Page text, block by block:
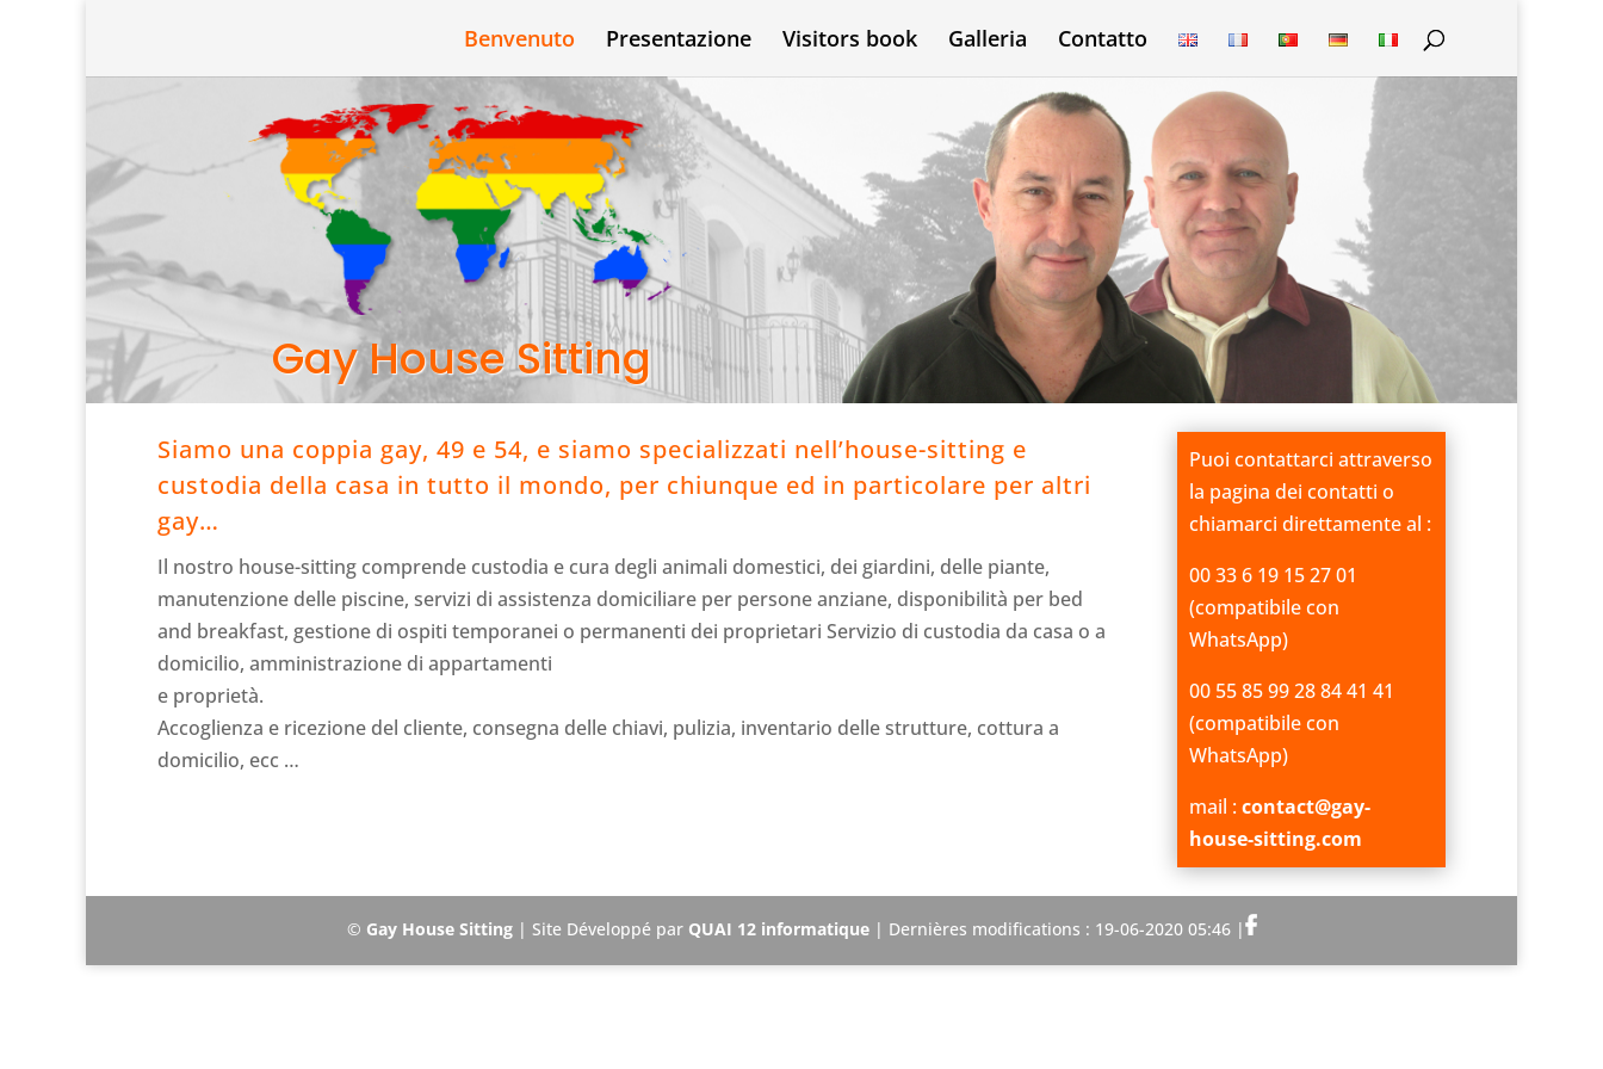
Benvenuto Presentazione Visitors book Galleria Contatto
Gay House Sitting
Siamo una coppia gay, 49 e 54, e siamo specializzati nell’house-sitting e
custodia della casa in tutto il mondo, per chiunque ed in particolare per altri
gay…
Il nostro house-sitting comprende custodia e cura degli animali domestici, dei giardini, delle piante,
manutenzione delle piscine, servizi di assistenza domiciliare per persone anziane, disponibilità per bed
and breakfast, gestione di ospiti temporanei o permanenti dei proprietari Servizio di custodia da casa o a
domicilio, amministrazione di appartamenti
e proprietà.
Accoglienza e ricezione del cliente, consegna delle chiavi, pulizia, inventario delle strutture, cottura a
domicilio, ecc …
Puoi contattarci attraverso
la pagina dei contatti o
chiamarci direttamente al :
00 33 6 19 15 27 01
(compatibile con
WhatsApp)
00 55 85 99 28 84 41 41
(compatibile con
WhatsApp)
mail :contact@gay-
house-sitting.com
© Gay House Sitting| Site Développé par QUAI 12 informatique| Dernières modifications : 19-06-2020 05:46 |